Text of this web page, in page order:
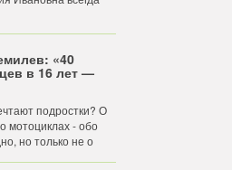
«40
в 16 лет —
подростки? О
мотоциклах - обо
но только не о